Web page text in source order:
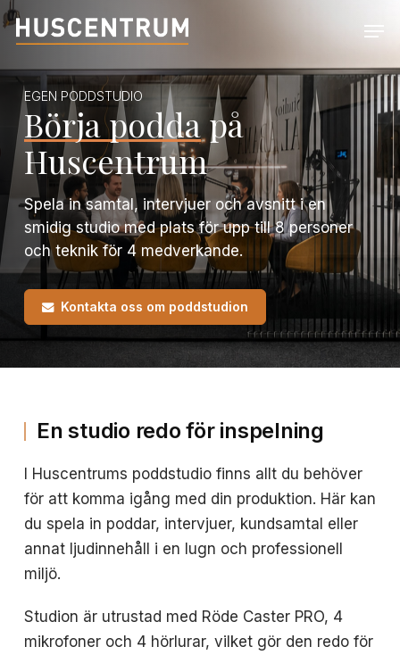
Skip
content
EGEN PODDSTUDIO
Börja poddapå
Huscentrum
Spela in samtal, intervjuer och avsnitt i en
smidig studio med plats för upp till 8 personer
och teknik för 4 medverkande.
Kontakta oss om poddstudion
En studio redo för inspelning
I Huscentrums poddstudio finns allt du behöver
för att komma igång med din produktion. Här kan
du spela in poddar, intervjuer, kundsamtal eller
annat ljudinnehåll i en lugn och professionell
miljö.
Studion är utrustad med Röde Caster PRO, 4
mikrofoner och 4 hörlurar, vilket gör den redo för
Menu